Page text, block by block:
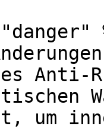
Anti-
um